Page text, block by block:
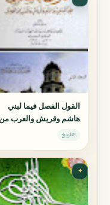
القول الفصل فيما لبني
هاشم وقريش والعرب من
الفضل
التاريخ
✦